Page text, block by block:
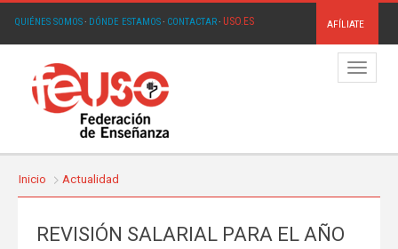
QUIÉNES SOMOS· DÓNDE ESTAMOS· CONTACTAR· USO.ES AFÍLIATE
Menú
Inicio Actualidad
REVISIÓN SALARIAL PARA EL AÑO